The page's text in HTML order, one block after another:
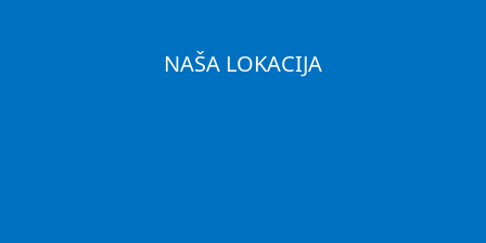
NAŠA LOKACIJA